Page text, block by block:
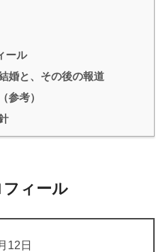
ール
婚と、その後の報道
参考）
ィール
12日